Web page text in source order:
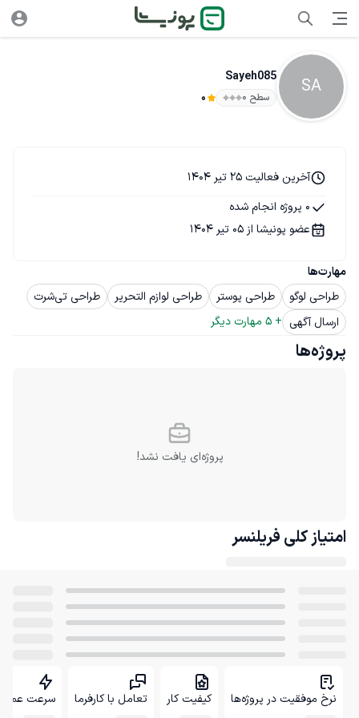
SA
Sayeh085
سطح ۰ 0
مهارت‌ها
طراحی لوگو
طراحی پوستر طراحی لوازم التحریر
طراحی تی‌شرت
ارسال آگهی +
5 مهارت دیگر
آخرین فعالیت 25 تیر 1404
0 پروژه انجام شده
عضو پونیشا از 05 تیر 1404
پروژه‌ها
پروژه‌ای یافت نشد!
امتیاز کلی فریلنسر
نرخ موفقیت در پروژه‌ها کیفیت کار تعامل با کارفرما سرعت عمل